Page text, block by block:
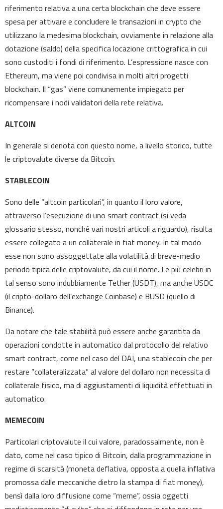
riferimento relativa a una certa blockchain che deve essere
spesa per attivare e concludere le transazioni in crypto che
utilizzano la medesima blockchain, ovviamente in relazione alla
dotazione (saldo) della specifica locazione crittografica in cui
sono custoditi i fondi di riferimento. L’espressione nasce con
Ethereum, ma viene poi condivisa in molti altri progetti
blockchain. Il “gas” viene comunemente impiegato per
ricompensare i nodi validatori della rete relativa.
ALTCOIN
In generale si denota con questo nome, a livello storico, tutte
le criptovalute diverse da Bitcoin.
STABLECOIN
Sono delle “altcoin particolari”, in quanto il loro valore,
attraverso l’esecuzione di uno smart contract (si veda
glossario stesso, nonché vari nostri articoli a riguardo), risulta
essere collegato a un collaterale in fiat money. In tal modo
esse non sono assoggettate alla volatilità di breve-medio
periodo tipica delle criptovalute, da cui il nome. Le più celebri in
tal senso sono indubbiamente Tether (USDT), ma anche USDC
(il cripto-dollaro dell’exchange Coinbase) e BUSD (quello di
Binance).
Da notare che tale stabilità può essere anche garantita da
operazioni condotte in automatico dal protocollo del relativo
smart contract, come nel caso del DAI, una stablecoin che per
restare “collateralizzata” al valore del dollaro non necessita di
collaterale fisico, ma di aggiustamenti di liquidità effettuati in
automatico.
MEMECOIN
Particolari criptovalute il cui valore, paradossalmente, non è
dato, come nel caso tipico di Bitcoin, dalla programmazione in
regime di scarsità (moneta deflativa, opposta a quella inflativa
promossa dalle meccaniche dietro la stampa di fiat money),
bensì dalla loro diffusione come “meme”, ossia oggetti